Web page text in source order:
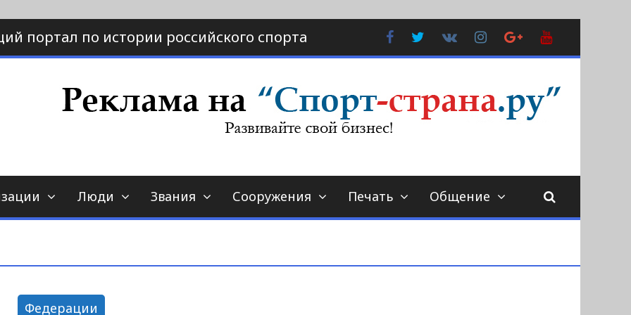
портал по истории российского спорта FacebookTwitter
Контакте
Instagram
Google
Plus
страна.ру
по истории спорта
Люди Звания Сооружения Печать Общение
Федерации